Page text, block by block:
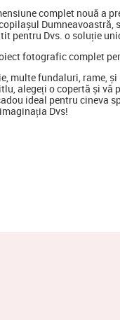
complet nouă a
pentru Dvs. o soluție
fotografic complet
multe fundaluri, rame,
alegeți o copertă și
ideal pentru cineva
Dvs!